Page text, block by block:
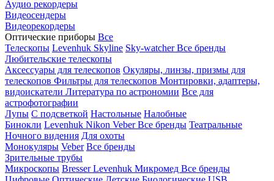
Аудио рекордеры
Видеосендеры
Видеорекордеры
Оптические приборы Все
Телескопы Levenhuk Skyline Sky-watcherВсе бренды
Любительские телескопы
Аксессуары для телескопов Окуляры, линзы, призмы для
телескопов Фильтры для телескопов Монтировки, адаптеры,
видоискатели Литература по астрономии Все для
астрофотографии
Лупы С подсветкой Настольные Налобные
Бинокли Levenhuk Nikon VeberВсе бренды Театральные
Ночного видения Для охоты
Монокуляры Veber Все бренды
Зрительные трубы
Микроскопы BresserLevenhuk Микромед Все бренды